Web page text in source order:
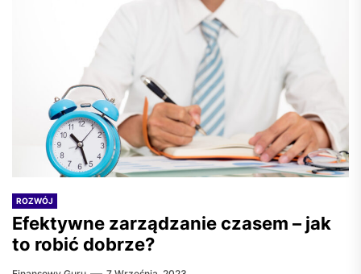
ROZWÓJ
Efektywne zarządzanie czasem – jak
to robić dobrze?